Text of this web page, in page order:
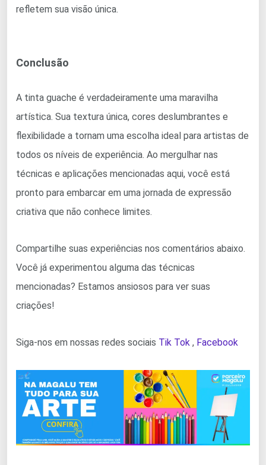
refletem sua visão única.
Conclusão
A tinta guache é verdadeiramente uma maravilha
artística. Sua textura única, cores deslumbrantes e
flexibilidade a tornam uma escolha ideal para artistas de
todos os níveis de experiência. Ao mergulhar nas
técnicas e aplicações mencionadas aqui, você está
pronto para embarcar em uma jornada de expressão
criativa que não conhece limites.
Compartilhe suas experiências nos comentários abaixo.
Você já experimentou alguma das técnicas
mencionadas? Estamos ansiosos para ver suas
criações!
Siga-nos em nossas redes sociais Tik Tok , Facebook